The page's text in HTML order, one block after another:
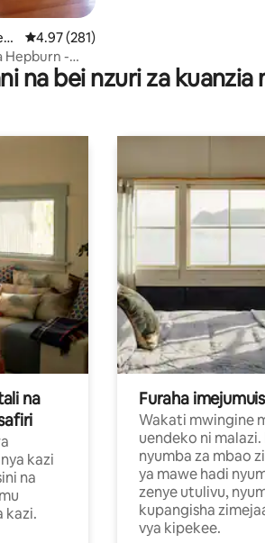
Ukadiriaji wa wastani wa 4.97 kati ya 5,
4.97 (281)
Hepburn -
na bei nzuri za
na
kazi
na
kazi.
Furaha
Wakati mwingine
uendeko ni malazi.
nyumba za mbao
ya mawe hadi
zenye utulivu,
kupangisha
vya kipekee.